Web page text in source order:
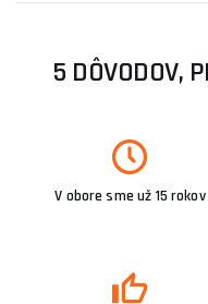
5 DÔVODOV,
V obore sme už 15 rokov